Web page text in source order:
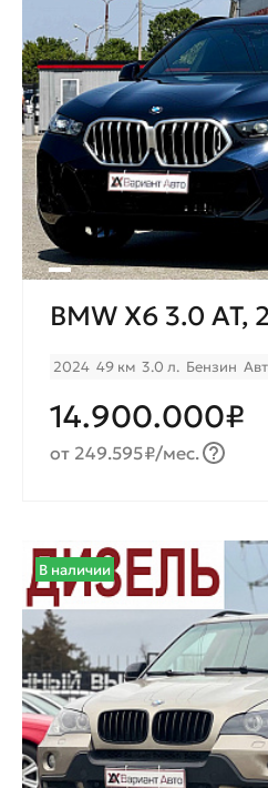
BMW X6 3.0 AT,
2024 49 км 3.0 л. Бензин
14.900.000₽
от 249.595₽/мес.
В наличии